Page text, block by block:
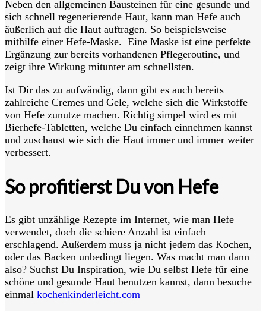
Neben den allgemeinen Bausteinen für eine gesunde und
sich schnell regenerierende Haut, kann man Hefe auch
äußerlich auf die Haut auftragen. So beispielsweise
mithilfe einer Hefe-Maske. Eine Maske ist eine perfekte
Ergänzung zur bereits vorhandenen Pflegeroutine, und
zeigt ihre Wirkung mitunter am schnellsten.
Ist Dir das zu aufwändig, dann gibt es auch bereits
zahlreiche Cremes und Gele, welche sich die Wirkstoffe
von Hefe zunutze machen. Richtig simpel wird es mit
Bierhefe-Tabletten, welche Du einfach einnehmen kannst
und zuschaust wie sich die Haut immer und immer weiter
verbessert.
So profitierst Du von Hefe
Es gibt unzählige Rezepte im Internet, wie man Hefe
verwendet, doch die schiere Anzahl ist einfach
erschlagend. Außerdem muss ja nicht jedem das Kochen,
oder das Backen unbedingt liegen. Was macht man dann
also? Suchst Du Inspiration, wie Du selbst Hefe für eine
schöne und gesunde Haut benutzen kannst, dann besuche
einmal kochenkinderleicht.com